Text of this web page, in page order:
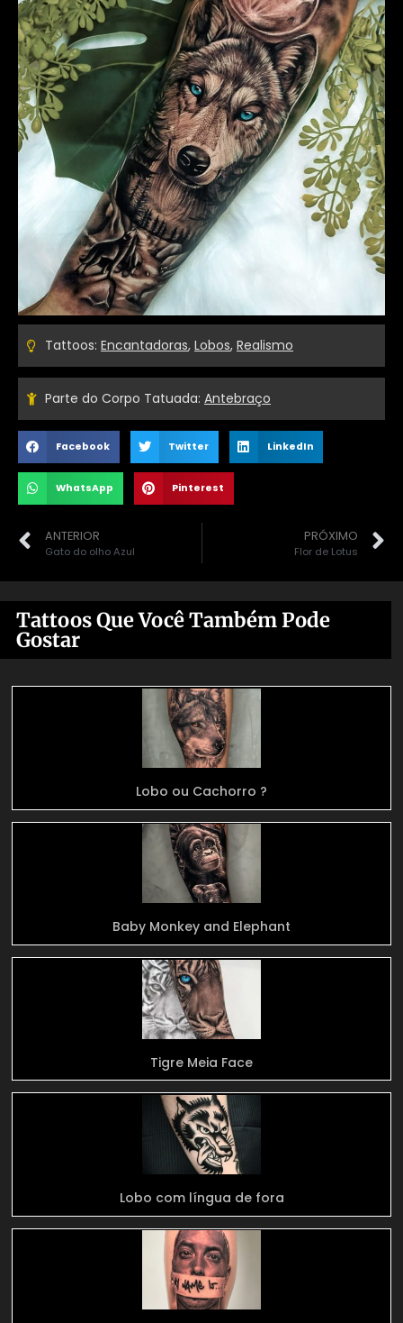
Tattoos: Encantadoras, Lobos, Realismo
Parte do Corpo Tatuada: Antebraço
Facebook Twitter LinkedIn
WhatsApp Pinterest
ANTERIOR
Gato do olho Azul
PRÓXIMO
Flor de Lotus
Tattoos Que Você Também Pode
Gostar
Lobo ou Cachorro ?
Baby Monkey and Elephant
Tigre Meia Face
Lobo com língua de fora